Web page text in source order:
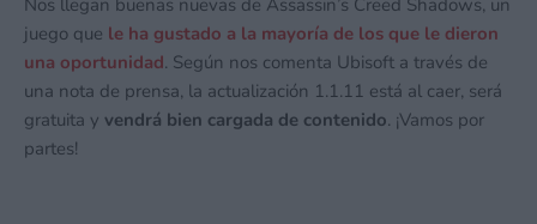
Nos llegan buenas nuevas de Assassin’s Creed Shadows, un
juego que le ha gustado a la mayoría de los que le dieron
una oportunidad. Según nos comenta Ubisoft a través de
una nota de prensa, la actualización 1.1.11 está al caer, será
gratuita y vendrá bien cargada de contenido. ¡Vamos por
partes!